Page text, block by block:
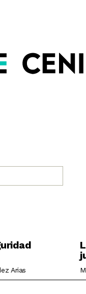
Arias